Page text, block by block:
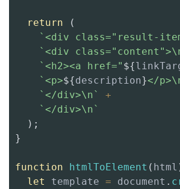
return
(
` <div class="result-
` <div
` <h2><a href=" ${
` <p>${description}</
` </div>\n`
+
` </div>\n`
) ;
}
function htmlToElement ( html
let
template = document .